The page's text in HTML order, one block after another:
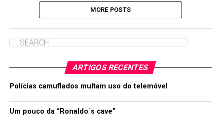
MORE POSTS
ARTIGOS RECENTES
Polícias camuflados multam uso do telemóvel
Um pouco da “Ronaldo´s cave”